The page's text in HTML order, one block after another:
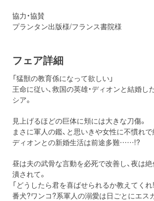
協力・協賛
プランタン出版様/フランス書院様
フェア詳細
「猛獣の教育係になって欲しい」
王命に従い、救国の英雄・ディオンと結婚し
シア。
見上げるほどの巨体に頬には大きな刀傷。
まさに軍人の鑑、と思いきや女性に不慣れ
ディオンとの新婚生活は前途多難……!?
昼は夫の武骨な言動を必死で改善し、夜は
潰されて。
「どうしたら君を喜ばせられるか教えてくれ!
番犬?ワンコ?系軍人の溺愛は日ごとにエス